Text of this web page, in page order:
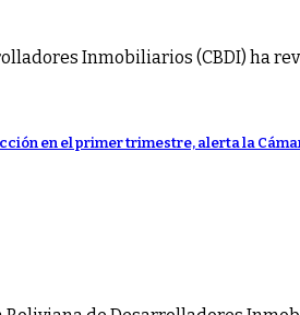
Inmobiliarios (CBDI) ha
en el primer trimestre, alerta la